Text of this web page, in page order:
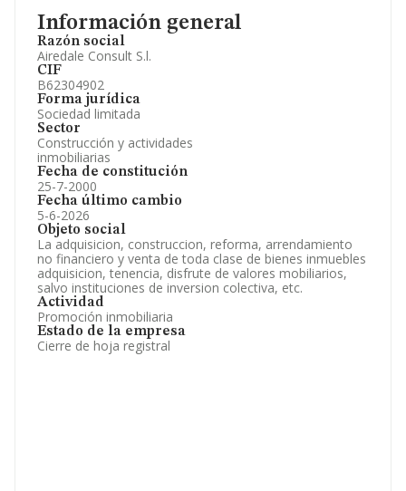
Información general
Razón social
Airedale Consult S.l.
CIF
B62304902
Forma jurídica
Sociedad limitada
Sector
Construcción y actividades
inmobiliarias
Fecha de constitución
25-7-2000
Fecha último cambio
5-6-2026
Objeto social
La adquisicion, construccion, reforma, arrendamiento
no financiero y venta de toda clase de bienes inmuebles
adquisicion, tenencia, disfrute de valores mobiliarios,
salvo instituciones de inversion colectiva, etc.
Actividad
Promoción inmobiliaria
Estado de la empresa
Cierre de hoja registral
Información oficial y registral complementaria.